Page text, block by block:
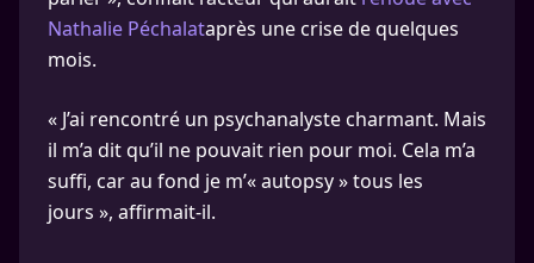
Nathalie Péchalataprès une crise de quelques
mois.
« J’ai rencontré un psychanalyste charmant. Mais
il m’a dit qu’il ne pouvait rien pour moi. Cela m’a
suffi, car au fond je m’« autopsy » tous les
jours », affirmait-il.